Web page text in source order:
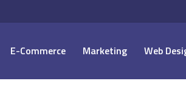
E-Commerce Marketing Web